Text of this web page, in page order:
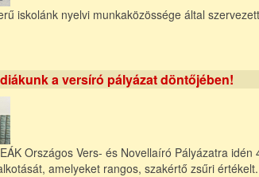
iskolánk nyelvi munkaközössége által
a versíró pályázat döntőjében!
Országos Vers- és Novellaíró Pályázatra idén
amelyeket rangos, szakértő zsűri értékelt.